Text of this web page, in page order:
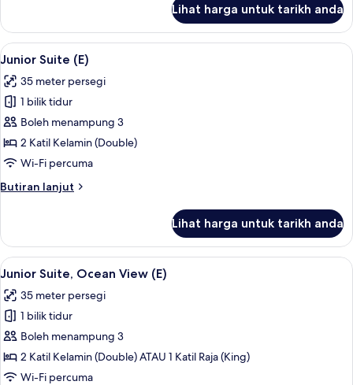
Suite,
Ocean
View
Lihat harga untuk tarikh anda
Lihat
semua
foto
untuk
Junior
Suite
(E)
Bar mini, peti besi dalam bilik,
2
Junior Suite (E)
35 meter persegi
1 bilik tidur
Boleh menampung 3
2 Katil Kelamin (Double)
Wi-Fi percuma
Butiran lanjut
Butiran
Suite
(E)
Lihat harga untuk tarikh anda
Lihat
semua
foto
untuk
Junior
Suite,
Ocean
Bar mini, peti besi dalam bilik,
2
Junior Suite, Ocean View (E)
35 meter persegi
1 bilik tidur
Boleh menampung 3
2 Katil Kelamin (Double) ATAU 1 Katil Raja (King)
Wi-Fi percuma